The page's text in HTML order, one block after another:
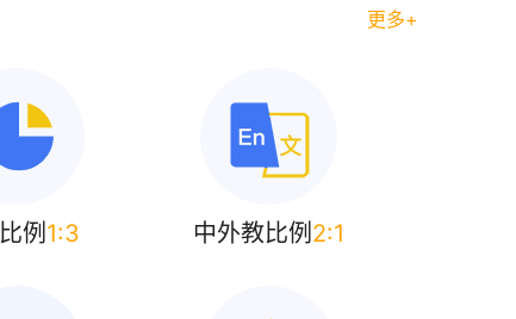
更多+
例 1:3 中外教比例 2:1